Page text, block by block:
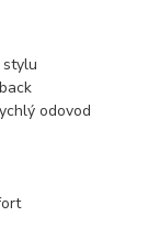
odovod